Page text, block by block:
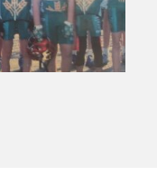
cookie-
eta
teknologiaz
teknologia hori